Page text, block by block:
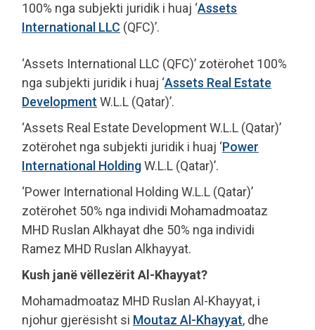
100% nga subjekti juridik i huaj ‘Assets
International LLC (QFC)’.
‘Assets International LLC (QFC)’ zotërohet 100%
nga subjekti juridik i huaj ‘Assets Real Estate
Development W.L.L (Qatar)’.
‘Assets Real Estate Development W.L.L (Qatar)’
zotërohet nga subjekti juridik i huaj ‘Power
International HoldingW.L.L (Qatar)’.
‘Power International Holding W.L.L (Qatar)’
zotërohet 50% nga individi Mohamadmoataz
MHD Ruslan Alkhayat dhe 50% nga individi
Ramez MHD Ruslan Alkhayyat.
Kush janë vëllezërit Al-Khayyat?
Mohamadmoataz MHD Ruslan Al-Khayyat, i
njohur gjerësisht si Moutaz Al-Khayyat, dhe